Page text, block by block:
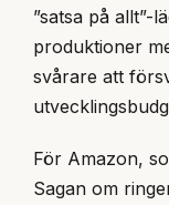
”satsa på allt”-
produktioner
svårare att
För Amazon,
Sagan om